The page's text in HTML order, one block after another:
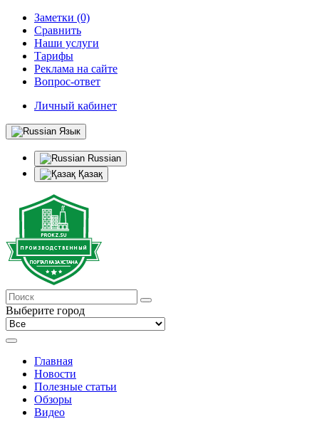
Заметки (0)
Сравнить
Наши услуги
Тарифы
Реклама на сайте
Вопрос-ответ
Личный кабинет
Язык
Russian
Қазақ
Выберите город
Главная
Новости
Полезные статьи
Обзоры
Видео